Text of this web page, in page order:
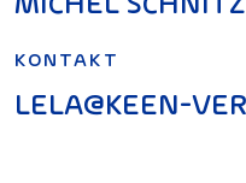
KONTAKT
LELA@KEEN-